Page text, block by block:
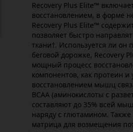
Recovery Plus Elite™
восстановлением, в форме
Recovery Plus Elite™
позволяет быстро
ткани†. Используется ли он
беговой дорожке, Recovery
мощный процесс
компонентов, как протеин и
восстановлением мышц
BCAA (аминокислоты с
составляют до 35% всей
наряду с глютамином. Также
матрица для возмещения